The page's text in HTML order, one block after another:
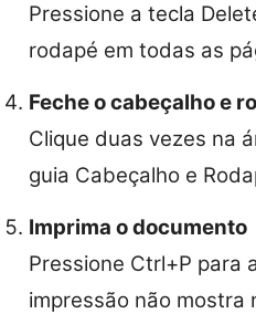
Pressione a tecla
rodapé em todas as
Feche o cabeçalho e
Clique duas vezes na
guia Cabeçalho e
Imprima o documento
Pressione Ctrl+P para
impressão não mostra